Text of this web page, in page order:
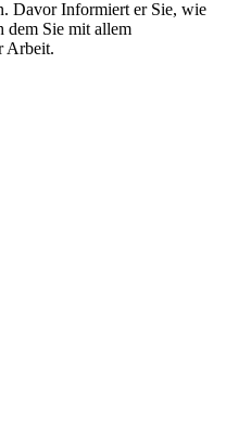
Davor Informiert er Sie, wie
dem Sie mit allem
Arbeit.